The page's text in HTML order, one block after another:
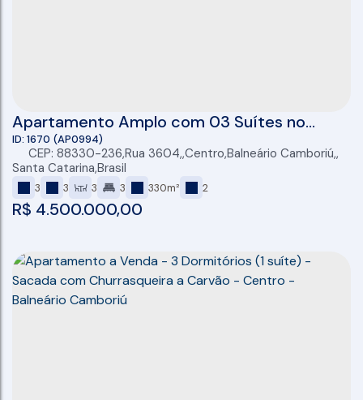
Apartamento Amplo com 03 Suítes no
Centro de Balneário Camboriú
R$ 4.500.000,00
1670 (AP0994)
CEP: 88330-236,Rua 3604 ,Centro,Balneário Camboriú ,
Santa Catarina,Brasil
3 3 3 3 330m² 2